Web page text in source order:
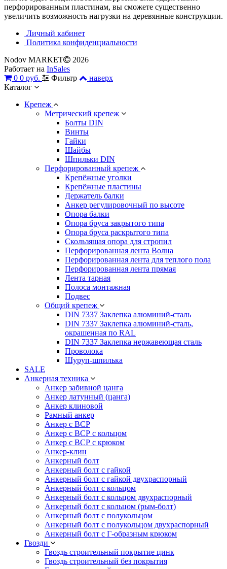
перфорированным пластинам, вы сможете существенно
увеличить возможность нагрузки на деревянные конструкции.
Личный кабинет
Политика конфиденциальности
Nodov MARKET
2026
Работает на InSales
0 0 руб. Фильтр
наверх
Каталог
Крепеж
Метрический крепеж
Болты DIN
Винты
Гайки
Шайбы
Шпильки DIN
Перфорированный крепеж
Крепёжные уголки
Крепёжные пластины
Держатель балки
Анкер регулировочный по высоте
Опора балки
Опора бруса закрытого типа
Опора бруса раскрытого типа
Скользящая опора для стропил
Перфорированная лента Волна
Перфорированная лента для теплого пола
Перфорированная лента прямая
Лента тарная
Полоса монтажная
Подвес
Общий крепеж
DIN 7337 Заклепка алюминий-сталь
DIN 7337 Заклепка алюминий-сталь,
окрашенная по RAL
DIN 7337 Заклепка нержавеющая сталь
Проволока
Шуруп-шпилька
SALE
Анкерная техника
Анкер забивной цанга
Анкер латунный (цанга)
Анкер клиновой
Рамный анкер
Анкер с ВСР
Анкер с ВСР с кольцом
Анкер с ВСР с крюком
Анкер-клин
Анкерный болт
Анкерный болт с гайкой
Анкерный болт с гайкой двухраспорный
Анкерный болт с кольцом
Анкерный болт с кольцом двухраспорный
Анкерный болт с кольцом (рым-болт)
Анкерный болт с полукольцом
Анкерный болт с полукольцом двухраспорный
Анкерный болт с Г-образным крюком
Гвозди
Гвоздь строительный покрытие цинк
Гвоздь строительный без покрытия